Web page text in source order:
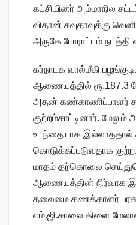
கட்சியினர் அம்மாநில
விதான் சவுதாவுக்கு
அருகே போராட்டம் நடத்தி
கர்நாடக வால்மீகி
ஆணையத்தில் ரூ.187.3
அதன் கண்காணிப்பாளர்
குற்றம்சாட்டினார்.
உடந்தையாக இல்லாததால்
கொடுக்கப்படுவதாக
மாதம் தற்கொலை
ஆணையத்தின் நிர்வாக
தலைமை கணக்காளர்
எம்.ஜி.சாலை கிளை